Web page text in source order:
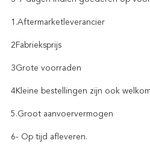
1.Aftermarketleverancier
2Fabrieksprijs
3Grote voorraden
4Kleine bestellingen zijn ook
5.Groot aanvoervermogen
6- Op tijd afleveren.